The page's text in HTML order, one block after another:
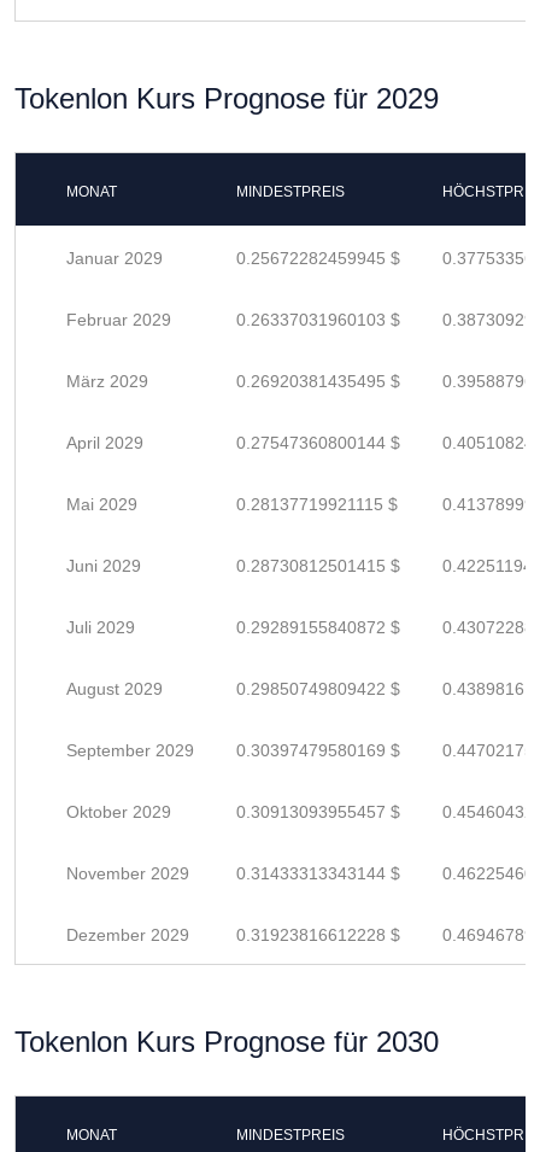
Tokenlon Kurs Prognose für 2029
MONAT MINDESTPREIS
Januar 2029 0.25672282459945 $
Februar 2029 0.26337031960103 $
März 2029 0.26920381435495 $
April 2029 0.27547360800144 $
Mai 2029 0.28137719921115 $
Juni 2029 0.28730812501415 $
Juli 2029 0.29289155840872 $
August 2029 0.29850749809422 $
September 2029 0.30397479580169 $
Oktober 2029 0.30913093955457 $
November 2029 0.31433313343144 $
Dezember 2029 0.31923816612228 $
Tokenlon Kurs Prognose für 2030
MONAT MINDESTPREIS